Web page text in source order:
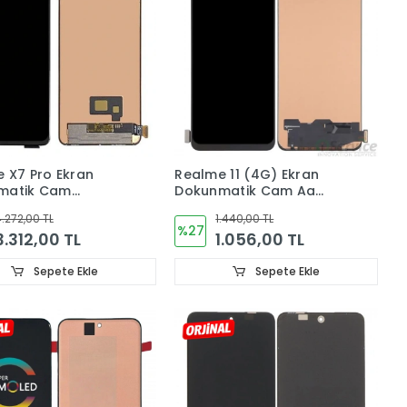
X7 Pro Ekran
Cam
TL
TL
Sepete Ekle
Realme 11 (4G) Ekran
Dokunmatik Cam Aa
%27
1.440,00 TL
1.056,00 TL
Sepete Ekle